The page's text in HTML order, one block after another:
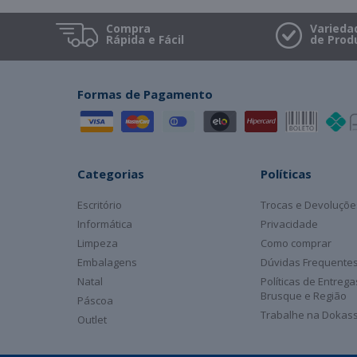
Compra
Rápida e Fácil de
Formas de Pagamento
Categorias
Escritório
Informática
Limpeza
Embalagens
Natal
Páscoa
Outlet
Políticas
Trocas e
Privacidade
Como comprar
Dúvidas Frequentes
Políticas de
Brusque e Região
Trabalhe na